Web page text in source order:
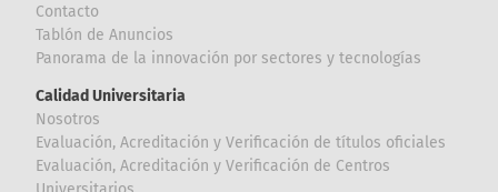
Contacto
Tablón de Anuncios
Panorama de la innovación por sectores y tecnologías
Calidad Universitaria
Nosotros
Evaluación, Acreditación y Verificación de títulos oficiales
Evaluación, Acreditación y Verificación de Centros